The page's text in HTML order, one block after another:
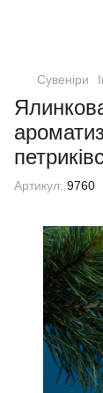
Сувеніри
Артикул: 9760